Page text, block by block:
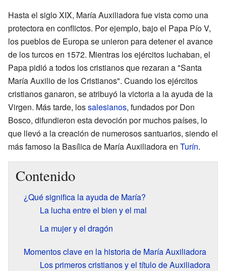
Hasta el siglo XIX, María Auxiliadora fue vista como una
protectora en conflictos. Por ejemplo, bajo el Papa Pío V,
los pueblos de Europa se unieron para detener el avance
de los turcos en 1572. Mientras los ejércitos luchaban, el
Papa pidió a todos los cristianos que rezaran a "Santa
María Auxilio de los Cristianos". Cuando los ejércitos
cristianos ganaron, se atribuyó la victoria a la ayuda de la
Virgen. Más tarde, lossalesianos, fundados por Don
Bosco, difundieron esta devoción por muchos países, lo
que llevó a la creación de numerosos santuarios, siendo el
más famoso la Basílica de María Auxiliadora en Turín.
Contenido
¿Qué significa la ayuda de María?
La lucha entre el bien y el mal
La mujer y el dragón
Momentos clave en la historia de María Auxiliadora
Los primeros cristianos y el título de Auxiliadora